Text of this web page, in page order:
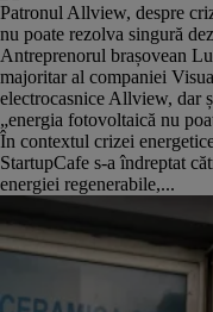
Patronul Allview, despre
nu poate rezolva singură
Antreprenorul brașovean
majoritar al companiei
electrocasnice Allview, dar
„energia fotovoltaică nu
În contextul crizei
StartupCafe s-a îndreptat
energiei regenerabile,...